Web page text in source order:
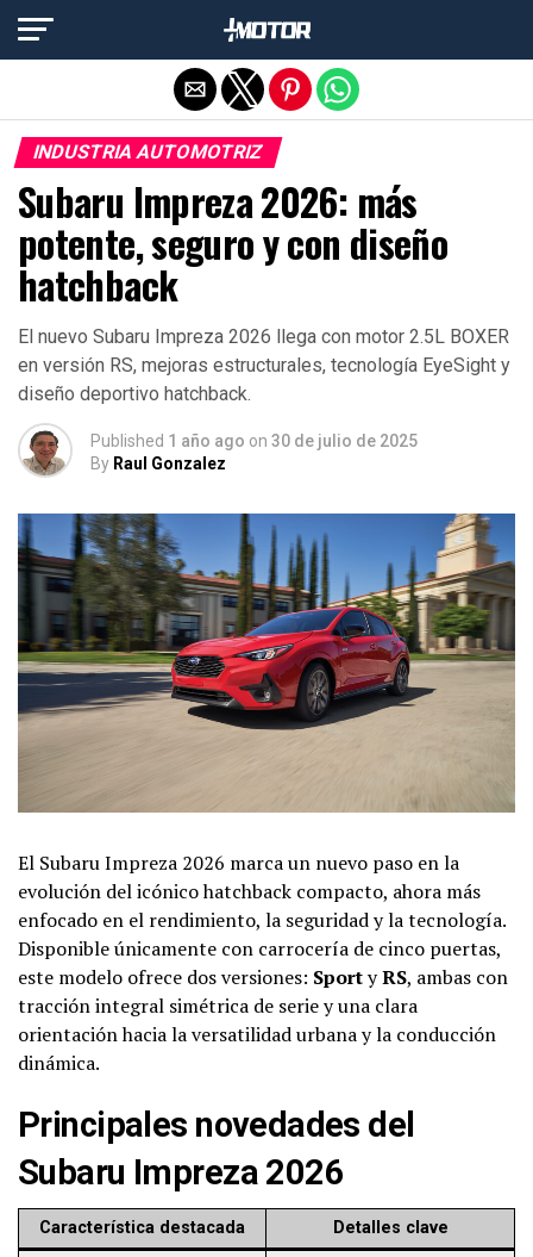
INDUSTRIA AUTOMOTRIZ
Subaru Impreza 2026: más
potente, seguro y con diseño
hatchback
El nuevo Subaru Impreza 2026 llega con motor 2.5L BOXER
en versión RS, mejoras estructurales, tecnología EyeSight y
diseño deportivo hatchback.
Published 1 año ago on 30 de julio de 2025
By Raul Gonzalez
El Subaru Impreza 2026 marca un nuevo paso en la
evolución del icónico hatchback compacto, ahora más
enfocado en el rendimiento, la seguridad y la tecnología.
Disponible únicamente con carrocería de cinco puertas,
este modelo ofrece dos versiones: SportyRS, ambas con
tracción integral simétrica de serie y una clara
orientación hacia la versatilidad urbana y la conducción
dinámica.
Principales novedades del
Subaru Impreza 2026
Característica destacada Detalles clave
Salir de la versión móvil